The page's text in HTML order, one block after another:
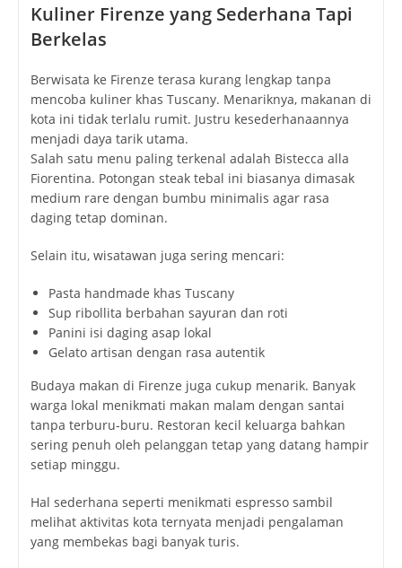
Kuliner Firenze yang Sederhana Tapi
Berkelas
Berwisata ke Firenze terasa kurang lengkap tanpa
mencoba kuliner khas Tuscany. Menariknya, makanan di
kota ini tidak terlalu rumit. Justru kesederhanaannya
menjadi daya tarik utama.
Salah satu menu paling terkenal adalah Bistecca alla
Fiorentina. Potongan steak tebal ini biasanya dimasak
medium rare dengan bumbu minimalis agar rasa
daging tetap dominan.
Selain itu, wisatawan juga sering mencari:
Pasta handmade khas Tuscany
Sup ribollita berbahan sayuran dan roti
Panini isi daging asap lokal
Gelato artisan dengan rasa autentik
Budaya makan di Firenze juga cukup menarik. Banyak
warga lokal menikmati makan malam dengan santai
tanpa terburu-buru. Restoran kecil keluarga bahkan
sering penuh oleh pelanggan tetap yang datang hampir
setiap minggu.
Hal sederhana seperti menikmati espresso sambil
melihat aktivitas kota ternyata menjadi pengalaman
yang membekas bagi banyak turis.